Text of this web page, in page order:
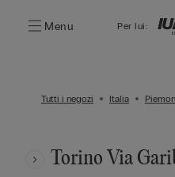
Menu Per lui:
Tutti i negozi Italia
Torino Via